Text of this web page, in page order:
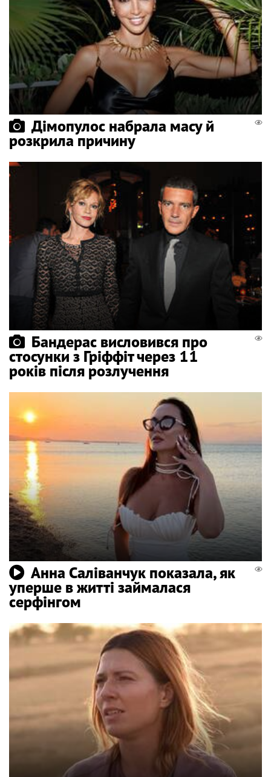
Дімопулос набрала масу й
розкрила причину
Бандерас висловився про
стосунки з Гріффіт через 11
років після розлучення
Анна Саліванчук показала, як
уперше в житті займалася
серфінгом